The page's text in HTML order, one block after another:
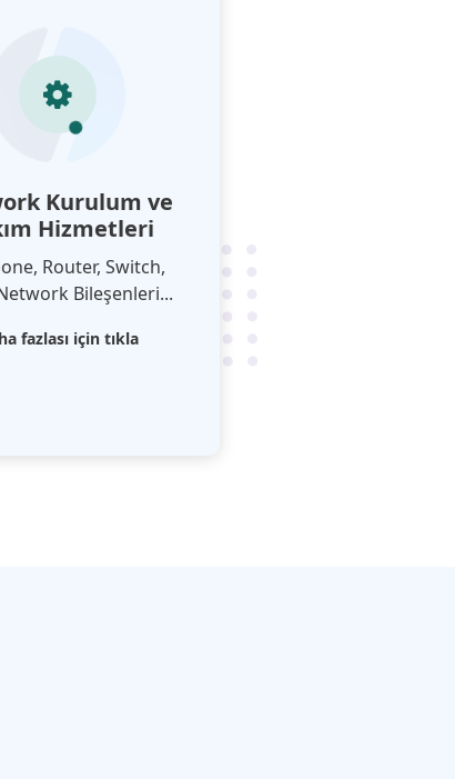
Kurulum ve
Hizmetleri
Router, Switch,
Bileşenleri...
fazlası için tıkla